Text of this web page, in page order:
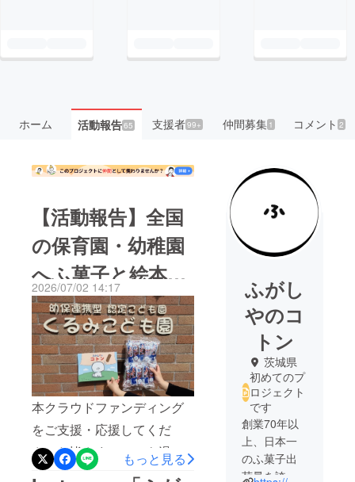
ホーム 活動報告65 支援者99+ 仲間募集 1 コメント 2
【活動報告】全国
の保育園・幼稚園
へふ菓子と絵本を
お届け｜一部施設
さまのご紹介
2026/07/02 14:17
本クラウドファンディング
をご支援・応援してくだ
さった皆さまへいつも温か
いご支援をありがとうござ
もっと見る
ふがし
やのコ
トン
茨城県
初めてのプ
ロジェクト
です
創業70年以
上、日本一
のふ菓子出
荷量を誇る